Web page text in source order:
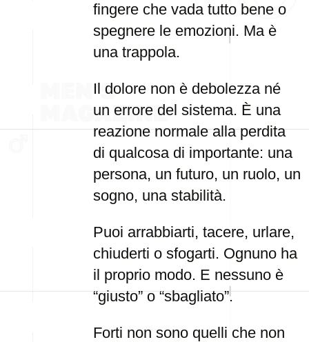
fingere che vada tutto bene o
spegnere le emozioni. Ma è
una trappola.
Il dolore non è debolezza né
un errore del sistema. È una
reazione normale alla perdita
di qualcosa di importante: una
persona, un futuro, un ruolo, un
sogno, una stabilità.
Puoi arrabbiarti, tacere, urlare,
chiuderti o sfogarti. Ognuno ha
il proprio modo. E nessuno è
“giusto” o “sbagliato”.
Forti non sono quelli che non